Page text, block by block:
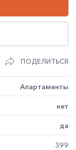
ПОДЕЛИТЬСЯ
Апартаменты
нет
да
399